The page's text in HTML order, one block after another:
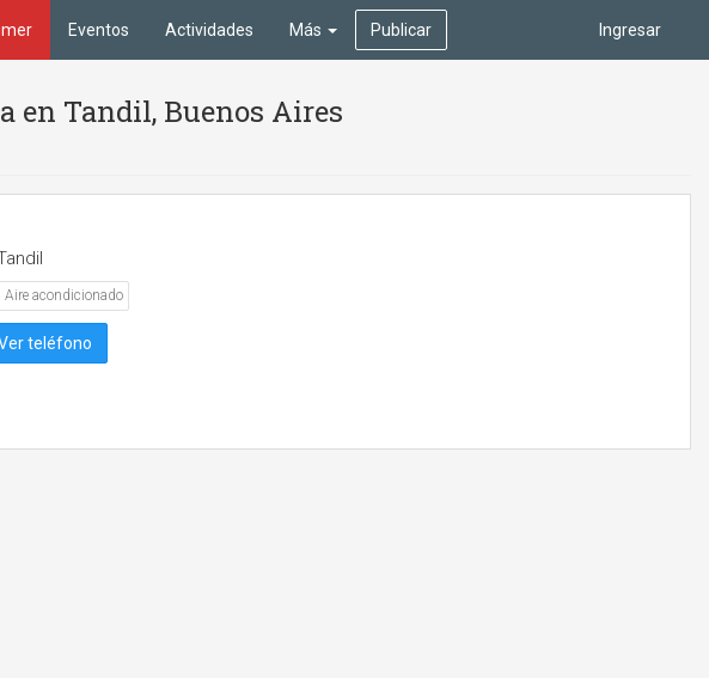
Ingresar
Eventos Actividades Más Publicar
en Tandil, Buenos Aires
Aire acondicionado
teléfono